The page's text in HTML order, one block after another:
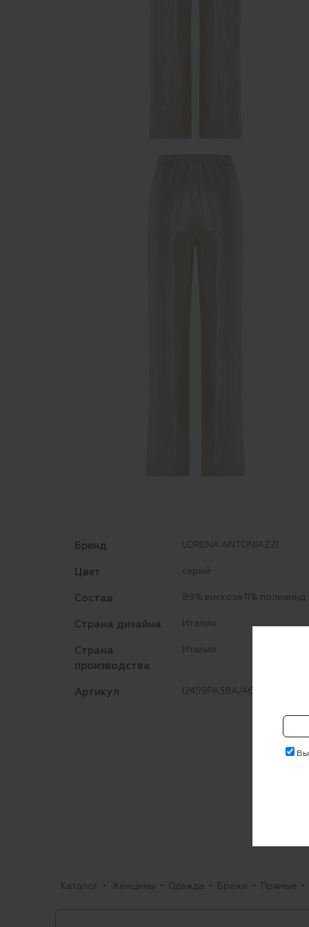
Бренд LORENA ANTONIAZZI
Цвет серый
Состав 89% вискоза 11% полиамид
Страна дизайна Италия
Страна
производства
Италия
Артикул I2459PA58A/4682
Каталог Женщины Одежда Брюки Прямые